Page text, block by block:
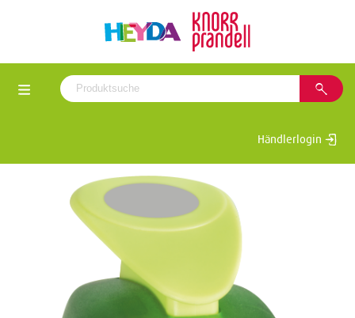
Händlerlogin